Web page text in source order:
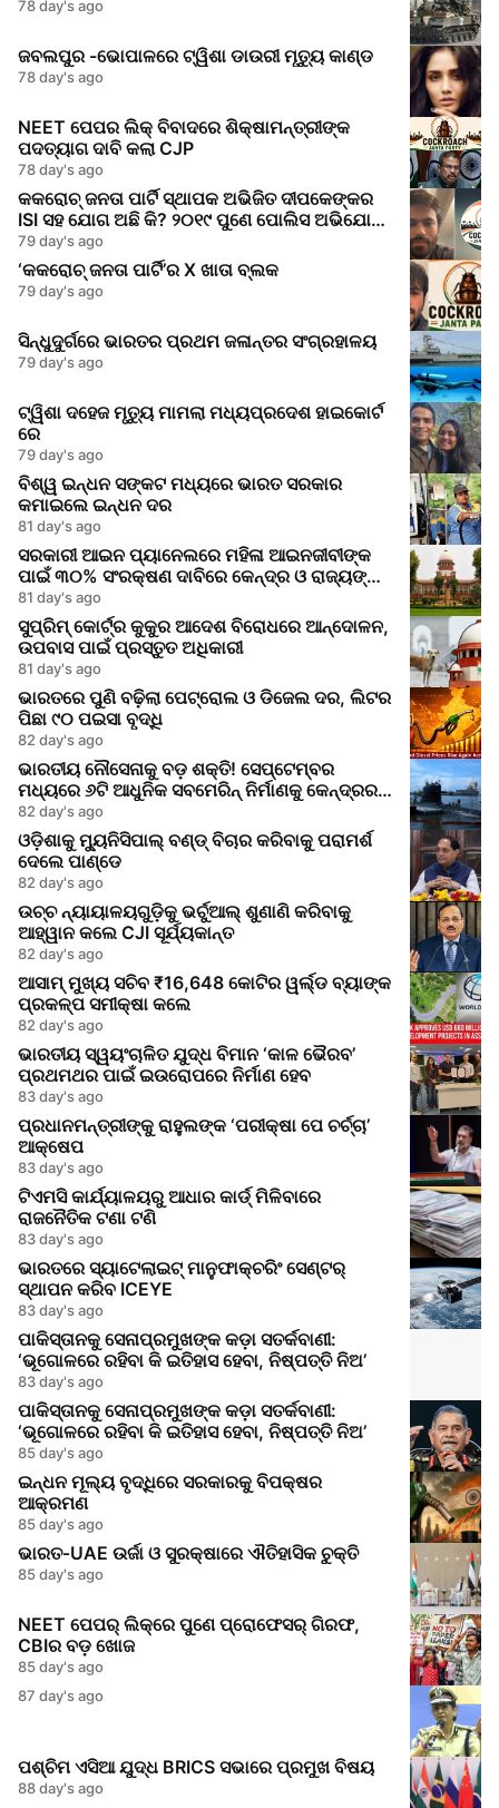
78 day's ago
ଜବଲପୁର -ଭୋପାଳରେ ଟ୍ୱିଶା ଡାଉରୀ ମୃତ୍ୟୁ କାଣ୍ଡ
78 day's ago
NEET ପେପର ଲିକ୍‌ ବିବାଦରେ ଶିକ୍ଷାମନ୍ତ୍ରୀଙ୍କ
ପଦତ୍ୟାଗ ଦାବି କଲା CJP
78 day's ago
କକରୋଚ୍ ଜନତା ପାର୍ଟି ସ୍ଥାପକ ଅଭିଜିତ ଦୀପକେଙ୍କର
ISI ସହ ଯୋଗ ଅଛି କି? ୨୦୧୯ ପୁଣେ ପୋଲିସ ଅଭିଯୋଗ
କଣ କହୁଛି
79 day's ago
‘କକରୋଚ୍ ଜନତା ପାର୍ଟି’ର X ଖାତା ବ୍ଲକ
79 day's ago
ସିନ୍ଧୁଦୁର୍ଗରେ ଭାରତର ପ୍ରଥମ ଜଳାନ୍ତର ସଂଗ୍ରହାଳୟ
79 day's ago
ଟ୍ୱିଶା ଦହେଜ ମୃତ୍ୟୁ ମାମଲା ମଧ୍ୟପ୍ରଦେଶ ହାଇକୋର୍ଟ
ରେ
79 day's ago
ବିଶ୍ୱ ଇନ୍ଧନ ସଙ୍କଟ ମଧ୍ୟରେ ଭାରତ ସରକାର
କମାଇଲେ ଇନ୍ଧନ ଦର
81 day's ago
ସରକାରୀ ଆଇନ ପ୍ୟାନେଲରେ ମହିଳା ଆଇନଜୀବୀଙ୍କ
ପାଇଁ ୩୦% ସଂରକ୍ଷଣ ଦାବିରେ କେନ୍ଦ୍ର ଓ ରାଜ୍ୟଙ୍କୁ
ସୁପ୍ରିମକୋର୍ଟର ନୋଟିସ
81 day's ago
ସୁପ୍ରିମ୍ କୋର୍ଟ୍‌ର କୁକୁର ଆଦେଶ ବିରୋଧରେ ଆନ୍ଦୋଳନ,
ଉପବାସ ପାଇଁ ପ୍ରସ୍ତୁତ ଅଧିକାରୀ
81 day's ago
ଭାରତରେ ପୁଣି ବଢ଼ିଲା ପେଟ୍ରୋଲ ଓ ଡିଜେଲ ଦର, ଲିଟର
ପିଛା ୯୦ ପଇସା ବୃଦ୍ଧି
82 day's ago
ଭାରତୀୟ ନୌସେନାକୁ ବଡ଼ ଶକ୍ତି! ସେପ୍ଟେମ୍ବର
ମଧ୍ୟରେ ୬ଟି ଆଧୁନିକ ସବମେରିନ୍ ନିର୍ମାଣକୁ କେନ୍ଦ୍ରର
ମଞ୍ଜୁରି
82 day's ago
ଓଡ଼ିଶାକୁ ମ୍ୟୁନିସିପାଲ୍ ବଣ୍ଡ୍ ବିଚାର କରିବାକୁ ପରାମର୍ଶ
ଦେଲେ ପାଣ୍ଡେ
82 day's ago
ଉଚ୍ଚ ନ୍ୟାୟାଳୟଗୁଡ଼ିକୁ ଭର୍ଚୁଆଲ୍ ଶୁଣାଣି କରିବାକୁ
ଆହ୍ୱାନ କଲେ CJI ସୂର୍ଯ୍ୟକାନ୍ତ
82 day's ago
ଆସାମ୍ ମୁଖ୍ୟ ସଚିବ ₹16,648 କୋଟିର ୱର୍ଲ୍ଡ ବ୍ୟାଙ୍କ
ପ୍ରକଳ୍ପ ସମୀକ୍ଷା କଲେ
82 day's ago
ଭାରତୀୟ ସ୍ୱୟଂଚାଳିତ ଯୁଦ୍ଧ ବିମାନ ‘କାଳ ଭୈରବ’
ପ୍ରଥମଥର ପାଇଁ ଇଉରୋପରେ ନିର୍ମାଣ ହେବ
83 day's ago
ପ୍ରଧାନମନ୍ତ୍ରୀଙ୍କୁ ରାହୁଲଙ୍କ ‘ପରୀକ୍ଷା ପେ ଚର୍ଚ୍ଚା’
ଆକ୍ଷେପ
83 day's ago
ଟିଏମସି କାର୍ଯ୍ୟାଳୟରୁ ଆଧାର କାର୍ଡ୍ ମିଳିବାରେ
ରାଜନୈତିକ ଟଣା ଟଣି
83 day's ago
ଭାରତରେ ସ୍ୟାଟେଲାଇଟ୍ ମାନୁଫାକ୍ଚରିଂ ସେଣ୍ଟର୍
ସ୍ଥାପନ କରିବ ICEYE
83 day's ago
ପାକିସ୍ତାନକୁ ସେନାପ୍ରମୁଖଙ୍କ କଡ଼ା ସତର୍କବାଣୀ:
‘ଭୂଗୋଳରେ ରହିବା କି ଇତିହାସ ହେବା, ନିଷ୍ପତ୍ତି ନିଅ’
83 day's ago
ପାକିସ୍ତାନକୁ ସେନାପ୍ରମୁଖଙ୍କ କଡ଼ା ସତର୍କବାଣୀ:
‘ଭୂଗୋଳରେ ରହିବା କି ଇତିହାସ ହେବା, ନିଷ୍ପତ୍ତି ନିଅ’
85 day's ago
ଇନ୍ଧନ ମୂଲ୍ୟ ବୃଦ୍ଧିରେ ସରକାରକୁ ବିପକ୍ଷର
ଆକ୍ରମଣ
85 day's ago
ଭାରତ‑UAE ଉର୍ଜା ଓ ସୁରକ୍ଷାରେ ଐତିହାସିକ ଚୁକ୍ତି
85 day's ago
NEET ପେପର୍ ଲିକ୍‌ରେ ପୁଣେ ପ୍ରୋଫେସର୍‌ ଗିରଫ,
CBIର ବଡ଼ ଖୋଜ
85 day's ago
87 day's ago
ପଶ୍ଚିମ ଏସିଆ ଯୁଦ୍ଧ BRICS ସଭାରେ ପ୍ରମୁଖ ବିଷୟ
88 day's ago